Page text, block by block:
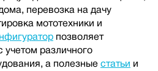
перевозка на дачу
мототехники и
позволяет
учетом различного
а полезные статьи и